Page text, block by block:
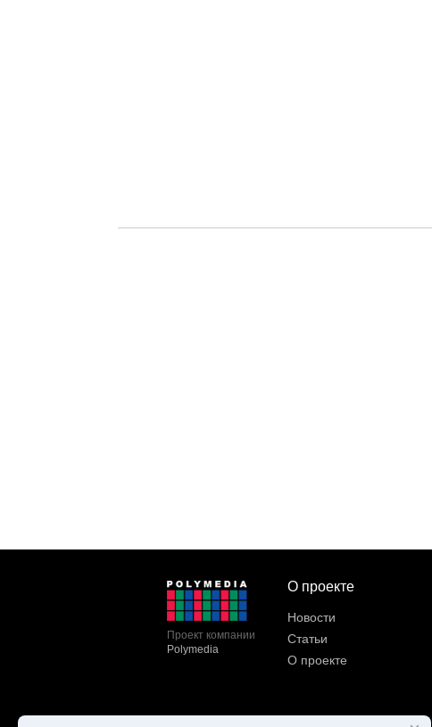
Проект компании
Polymedia
О проекте
Новости
Статьи
О проекте